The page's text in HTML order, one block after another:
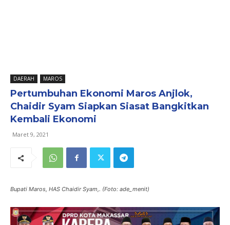
DAERAH MAROS
Pertumbuhan Ekonomi Maros Anjlok,
Chaidir Syam Siapkan Siasat Bangkitkan
Kembali Ekonomi
Maret 9, 2021
Bupati Maros, HAS Chaidir Syam,. (Foto: ade_menit)